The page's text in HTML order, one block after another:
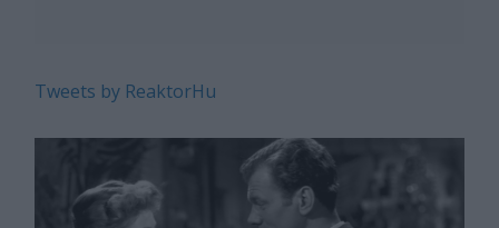
Tweets by ReaktorHu